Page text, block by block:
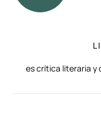
es crítica literaria y